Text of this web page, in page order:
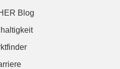
Blog